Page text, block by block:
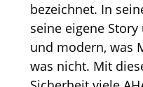
bezeichnet. In
seine eigene
und modern, was
was nicht. Mit